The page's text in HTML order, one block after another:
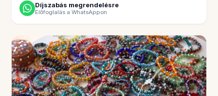
Díjszabás megrendelésre
Előfoglalás a WhatsAppon